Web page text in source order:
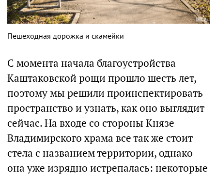
Пешеходная дорожка и скамейки
С момента начала благоустройства
Каштаковской рощи прошло шесть лет,
поэтому мы решили проинспектировать
пространство и узнать, как оно выглядит
сейчас. На входе со стороны Князе-
Владимирского храма все так же стоит
стела с названием территории, однако
она уже изрядно истрепалась: некоторые